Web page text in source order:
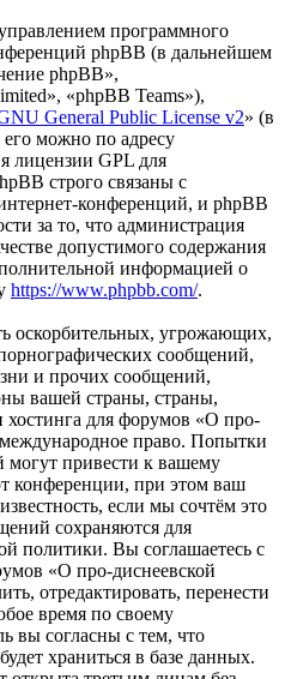
программного
phpBB (в дальнейшем
phpBB»,
«phpBB Teams»),
General Public License v2» (в
можно по адресу
лицензии GPL для
строго связаны с
конференций, и phpBB
за то, что администрация
допустимого содержания
информацией о
https://www.phpbb.com/.
оскорбительных, угрожающих,
сообщений,
и прочих сообщений,
вашей страны, страны,
хостинга для форумов «О про-
право. Попытки
могут привести к вашему
конференции, при этом ваш
если мы сочтём это
сохраняются для
политики. Вы соглашаетесь с
«О про-диснеевской
отредактировать, перенести
время по своему
вы согласны с тем, что
храниться в базе данных.